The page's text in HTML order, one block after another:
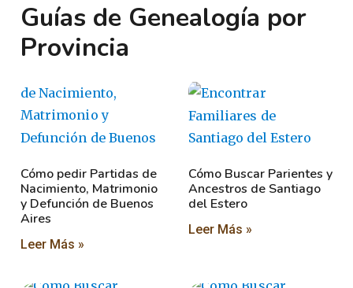
Guías de Genealogía por
Provincia
Cómo pedir Partidas de
Nacimiento, Matrimonio
y Defunción de Buenos
Aires
Leer Más »
Cómo Buscar Parientes y
Ancestros de Santiago
del Estero
Leer Más »